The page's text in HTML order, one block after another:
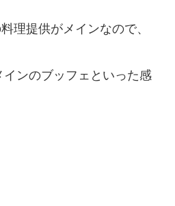
理提供がメインなので、
ンのブッフェといった感